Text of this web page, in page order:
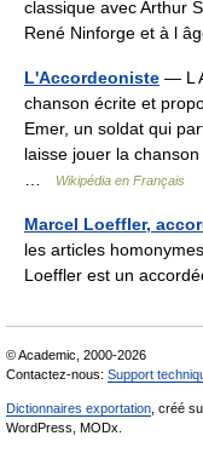
classique avec Arthur
René Ninforge et à l
L'Accordeoniste — L
chanson écrite et
Emer, un soldat qui
laisse jouer la
Wikipédia en Français
Marcel Loeffler,
les articles
Loeffler est un
© Academic, 2000-2026
Contactez-nous: Support
Dictionnaires exportation , créé
WordPress, MODx.